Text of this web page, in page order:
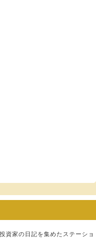
資家の日記を集めたステーショ